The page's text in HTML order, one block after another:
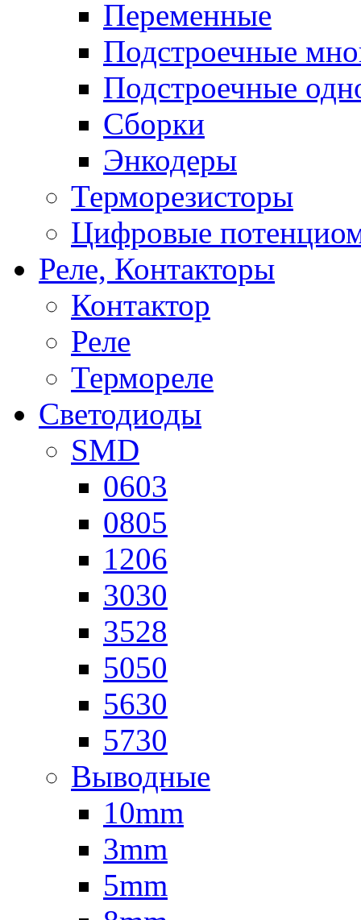
Переменные
Подстроечные
Подстроечные
Сборки
Энкодеры
Терморезисторы
Цифровые
Реле, Контакторы
Контактор
Реле
Термореле
Светодиоды
SMD
0603
0805
1206
3030
3528
5050
5630
5730
Выводные
10mm
3mm
5mm